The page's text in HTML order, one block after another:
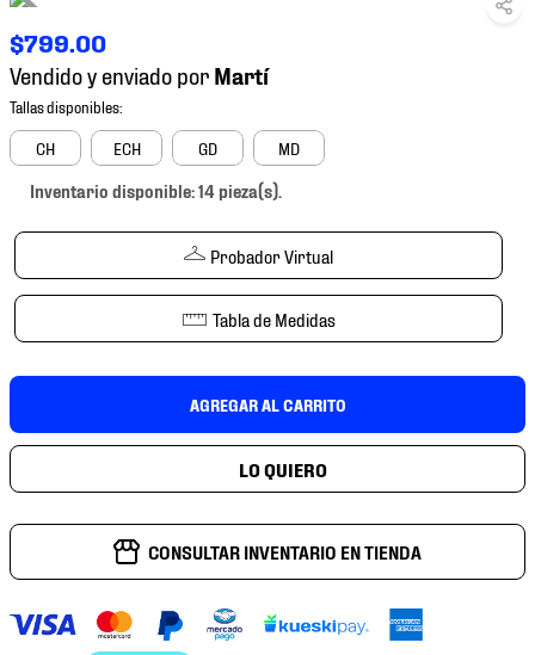
$799.00
Vendido y enviado por
CH ECH GD MD
Inventario disponible: 14 pieza(s).
Probador Virtual
Tabla de Medidas
AGREGAR AL CARRITO
CONSULTAR INVENTARIO EN TIENDA
tenis
4.
tenis futbol
.
6.
mochila
7.
mochilas
8.
chivas